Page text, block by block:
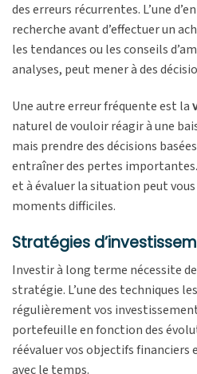
des erreurs récurrentes. L’une
recherche avant d’effectuer un
les tendances ou les conseils
analyses, peut mener à des
Une autre erreur fréquente est la
naturel de vouloir réagir à une
mais prendre des décisions
entraîner des pertes
et à évaluer la situation peut
moments difficiles.
Stratégies
Investir à long terme nécessite
stratégie. L’une des techniques
régulièrement vos
portefeuille en fonction des
réévaluer vos objectifs financiers
avec le temps.